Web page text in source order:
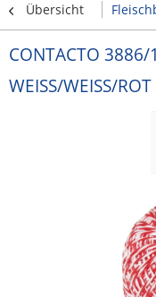
Übersicht
CONTACTO 3886/
WEISS/WEISS/